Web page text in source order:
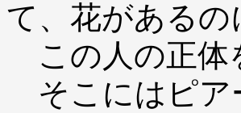
て、花がある
この人の正体
そこにはピア